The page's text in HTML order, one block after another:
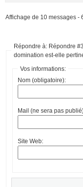
Affichage de 10 messages -
Répondre à: Répondre
domination est-elle
Vos informations:
Nom (obligatoire):
Mail (ne sera pas
Site Web: